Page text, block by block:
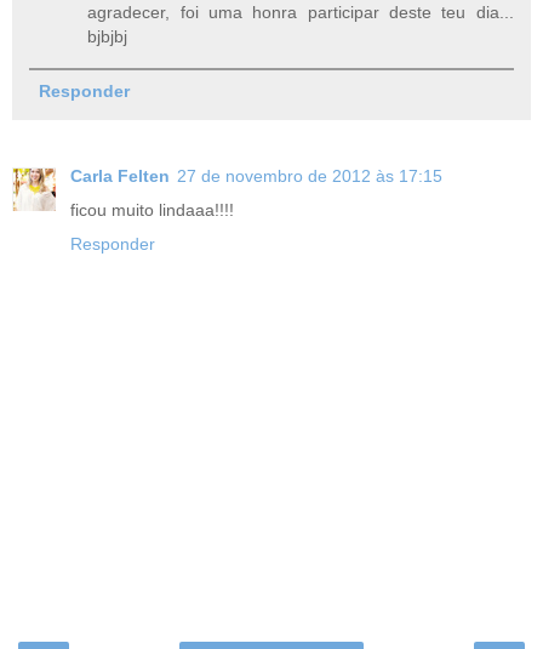
agradecer, foi uma honra participar deste teu dia...
bjbjbj
Responder
Carla Felten 27 de novembro de 2012 às 17:15
ficou muito lindaaa!!!!
Responder